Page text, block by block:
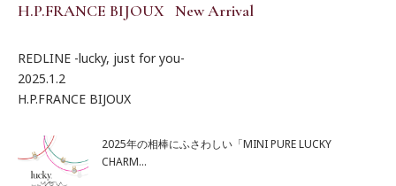
H.P.FRANCE BIJOUX New Arrival
REDLINE -lucky, just for you-
2025.1.2
H.P.FRANCE BIJOUX
2025年の相棒にふさわしい「MINI PURE LUCKY
CHARM...